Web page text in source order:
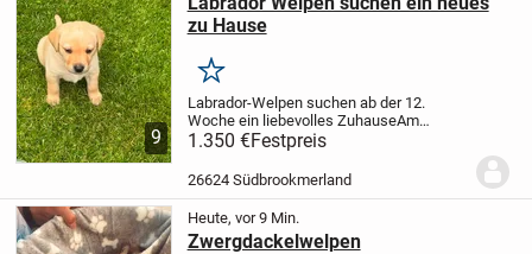
9
zu Hause
Merken
Labrador-Welpen suchen ab der 12.
Woche ein liebevolles ZuhauseAm
23.06.2026 hat unsere Labrador-Hündin 8
gesunde Welpen zur Welt gebracht – 4
Mädchen und 4 Rüden.Die Welpen
wachsen liebevoll im...
1.350 €Festpreis
26624 Südbrookmerland
Heute, vor 9 Min.
Zwergdackelwelpen